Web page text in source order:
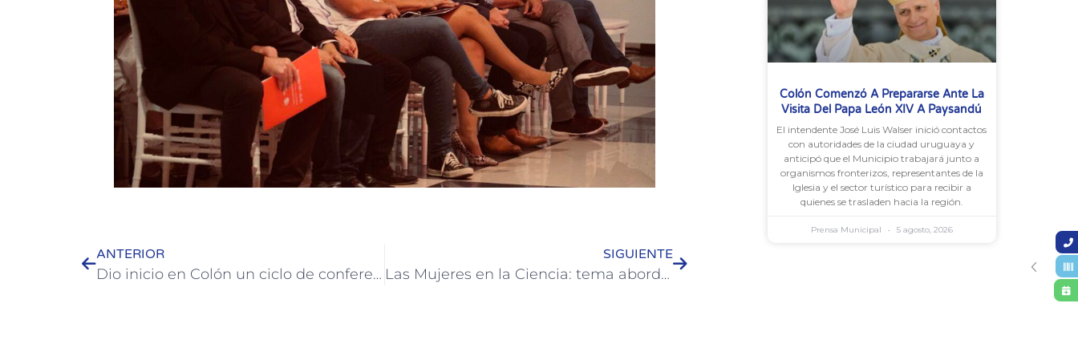
ANTERIOR
Dio inicio en Colón un ciclo de conferencias sobre Primera Infancia
SIGUIENTE
Las Mujeres en la Ciencia: tema abordado en el cierre de la Agenda 8M en Colón
Colón Comenzó A Prepararse Ante La
Visita Del Papa León XIV A Paysandú
El intendente José Luis Walser inició contactos
con autoridades de la ciudad uruguaya y
anticipó que el Municipio trabajará junto a
organismos fronterizos, representantes de la
Iglesia y el sector turístico para recibir a
quienes se trasladen hacia la región.
Prensa Municipal 5 agosto, 2026